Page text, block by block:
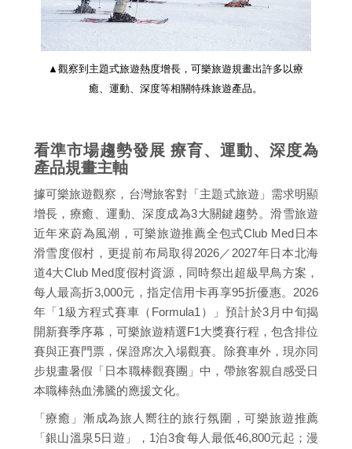
▲觀察到主題式旅遊熱度增長，可樂旅遊規畫出許多以療
癒、運動、深度等相關特殊旅遊產品。
看準市場趨勢發展 療育、運動、深度為
產品規畫主軸
據可樂旅遊觀察，台灣旅客對「主題式旅遊」需求明顯
增長，療癒、運動、深度成為3大關鍵趨勢。滑雪旅遊
近年來蔚為風潮，可樂旅遊推薦全包式Club Med日本
滑雪度假村，更提前布局取得2026／2027年日本北海
道4大Club Med度假村資源，同時祭出超級早鳥方案，
每人最高折3,000元，指定信用卡再享95折優惠。2026
年「1級方程式賽車（Formula1）」預計於3月中旬揭
開新賽季序幕，可樂旅遊精選F1大獎賽行程，包含排位
賽與正賽門票，保證席次入場觀賽。除賽車外，現亦同
步規畫暑假「日本職棒觀賽團」中，帶旅客親自感受日
本職棒熱血沸騰的應援文化。
「療癒」漸成為旅人嚮往的旅行氛圍，可樂旅遊推薦
「銀山溫泉5日遊」，1泊3食每人最低46,800元起；漫